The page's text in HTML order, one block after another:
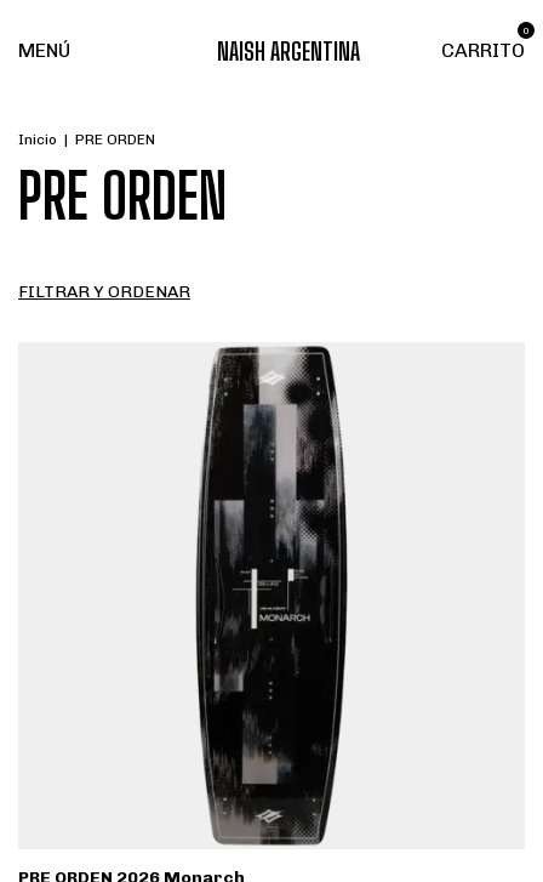
MENÚ NAISH ARGENTINA CARRITO
0
Inicio | PRE ORDEN
PRE ORDEN
FILTRAR Y ORDENAR
PRE ORDEN 2026 Monarch